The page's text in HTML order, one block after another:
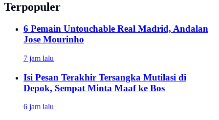
Terpopuler
6 Pemain Untouchable Real Madrid, Andalan
Jose Mourinho
7 jam lalu
Isi Pesan Terakhir Tersangka Mutilasi di
Depok, Sempat Minta Maaf ke Bos
6 jam lalu